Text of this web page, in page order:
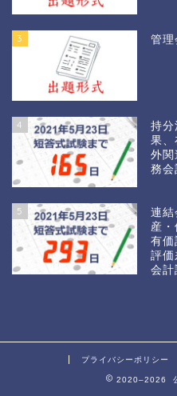
3 管理
4
持分
果、
外
務
5
連
産
有価
評
会計
プライバシーポリシー
2020–2026
カ